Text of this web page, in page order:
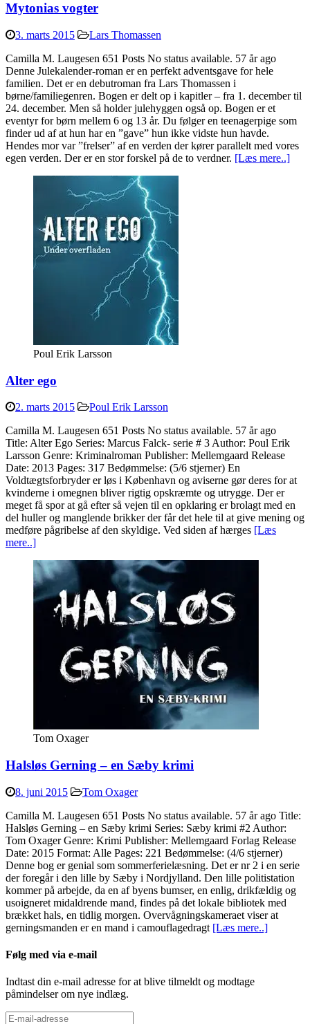
Mytonias vogter
3. marts 2015
Lars Thomassen
Camilla M. Laugesen 651 Posts No status available. 57 år ago
Denne Julekalender-roman er en perfekt adventsgave for hele
familien. Det er en debutroman fra Lars Thomassen i
børne/familiegenren. Bogen er delt op i kapitler – fra 1. december til
24. december. Men så holder julehyggen også op. Bogen er et
eventyr for børn mellem 6 og 13 år. Du følger en teenagerpige som
finder ud af at hun har en ”gave” hun ikke vidste hun havde.
Hendes mor var ”frelser” af en verden der kører parallelt med vores
egen verden. Der er en stor forskel på de to verdner. [Læs mere..]
Poul Erik Larsson
Alter ego
2. marts 2015
Poul Erik Larsson
Camilla M. Laugesen 651 Posts No status available. 57 år ago
Title: Alter Ego Series: Marcus Falck- serie # 3 Author: Poul Erik
Larsson Genre: Kriminalroman Publisher: Mellemgaard Release
Date: 2013 Pages: 317 Bedømmelse: (5/6 stjerner) En
Voldtægtsforbryder er løs i København og aviserne gør deres for at
kvinderne i omegnen bliver rigtig opskræmte og utrygge. Der er
meget få spor at gå efter så vejen til en opklaring er brolagt med en
del huller og manglende brikker der får det hele til at give mening og
medføre pågribelse af den skyldige. Ved siden af hærges [Læs
mere..]
Tom Oxager
Halsløs Gerning – en Sæby krimi
8. juni 2015
Tom Oxager
Camilla M. Laugesen 651 Posts No status available. 57 år ago Title:
Halsløs Gerning – en Sæby krimi Series: Sæby krimi #2 Author:
Tom Oxager Genre: Krimi Publisher: Mellemgaard Forlag Release
Date: 2015 Format: Alle Pages: 221 Bedømmelse: (4/6 stjerner)
Denne bog er genial som sommerferielæsning. Det er nr 2 i en serie
der foregår i den lille by Sæby i Nordjylland. Den lille politistation
kommer på arbejde, da en af byens bumser, en enlig, drikfældig og
usoigneret midaldrende mand, findes på det lokale bibliotek med
brækket hals, en tidlig morgen. Overvågningskameraet viser at
gerningsmanden er en mand i camouflagedragt [Læs mere..]
Følg med via e-mail
Indtast din e-mail adresse for at blive tilmeldt og modtage
påmindelser om nye indlæg.
E-